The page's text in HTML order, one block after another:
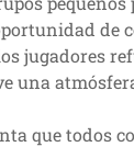
de
jugadores
una
que todos